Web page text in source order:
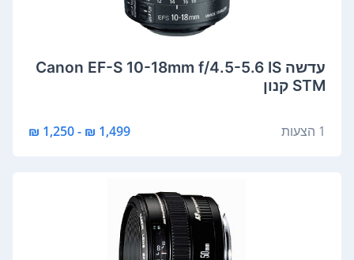
‏עדשה Canon EF-S 10-18mm f/4.5-5.6 IS
STM קנון
1 הצעות 1,499 ₪ - 1,250 ₪